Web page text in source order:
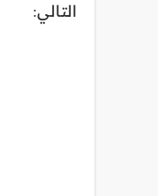
التالي: